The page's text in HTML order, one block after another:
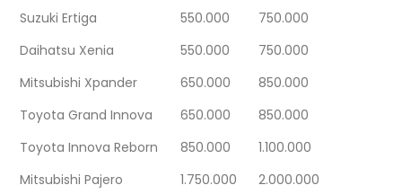
Suzuki Ertiga
550.000
750.000
Daihatsu Xenia
550.000
750.000
Mitsubishi Xpander
650.000
850.000
Toyota Grand Innova
650.000
850.000
Toyota Innova Reborn
850.000
1.100.000
Mitsubishi Pajero
1.750.000
2.000.000